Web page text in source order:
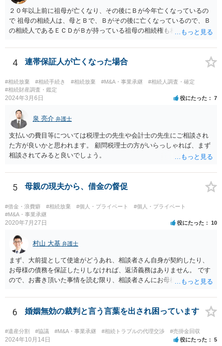
２０年以上前に祖母が亡くなり、その後にＢが今年亡くなっているの
で 祖母の相続人は、母とＢで、Ｂがその後に亡くなっているので、Ｂ
の相続人であるＥＣＤがＢが持っている祖母の相続権も相続すること
Ｅも行う必要があります。 Ｂの配偶者であるＥは常にＢの相続人とな
ります。
4 連帯保証人が亡くなった場合
#相続放棄 #相続手続き #相続放棄 #M&A・事業承継
#相続人調査・確定
#相続財産調査・鑑定
2024年3月6日 役にたった 7
泉 亮介 弁護士
支払いの費目等については税理士の先生や会計士の先生にご相談され
た方が良いかと思われます。 顧問税理士の方がいらっしゃれば、まず
相談されてみると良いでしょう。
5 母親の現夫から、借金の督促
#借金・浪費癖 #相続放棄 #個人・プライベート
#個人・プライベート
#M&A・事業承継
2020年7月27日 役にたった 10
村山 大基 弁護士
まず、大前提として使途がどうあれ、相談者さん自身が契約したり、
お母様の債務を保証したりしなければ、返済義務はありません。 です
ので、お書き頂いた事情を読む限り、相談者さんにお母様の現夫への
も法律相談に行けば同趣旨のことを回答されるので、裁判まではしな
いと思います） ・借りたのは母なので、私は支払いませんと伝える あ
6 婚姻無効の裁判と言う言葉を出され困っています
#遺産分割 #協議 #M&A・事業承継 #相続トラブルの代理交渉 #売掛金回収
2024年10月14日 役にたった 5